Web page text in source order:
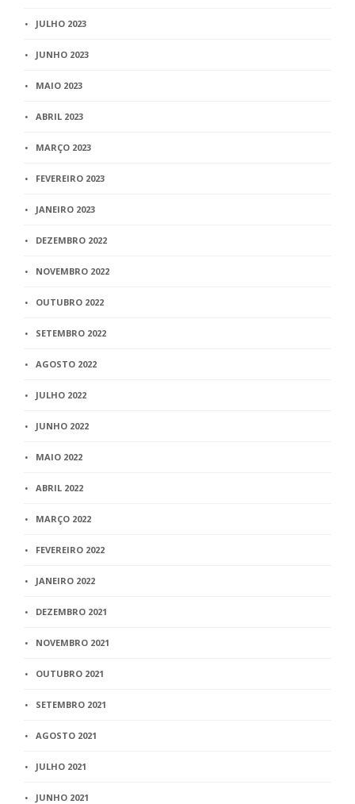
JULHO 2023
JUNHO 2023
MAIO 2023
ABRIL 2023
MARÇO 2023
FEVEREIRO 2023
JANEIRO 2023
DEZEMBRO 2022
NOVEMBRO 2022
OUTUBRO 2022
SETEMBRO 2022
AGOSTO 2022
JULHO 2022
JUNHO 2022
MAIO 2022
ABRIL 2022
MARÇO 2022
FEVEREIRO 2022
JANEIRO 2022
DEZEMBRO 2021
NOVEMBRO 2021
OUTUBRO 2021
SETEMBRO 2021
AGOSTO 2021
JULHO 2021
JUNHO 2021